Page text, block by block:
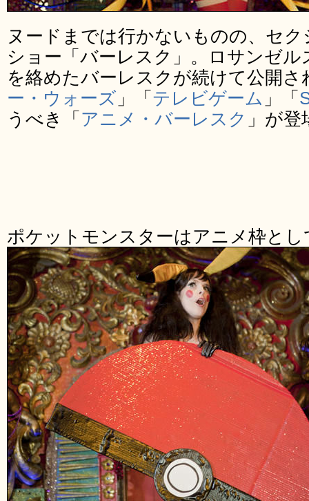
ヌードまでは行かないものの、セ
ショー「バーレスク」。ロサンゼ
を絡めたバーレスクが続けて公開
ー・ウォーズ 」「 テレビゲーム 」「
うべき「 アニメ・バーレスク 」が
ポケットモンスターはアニメ枠とし